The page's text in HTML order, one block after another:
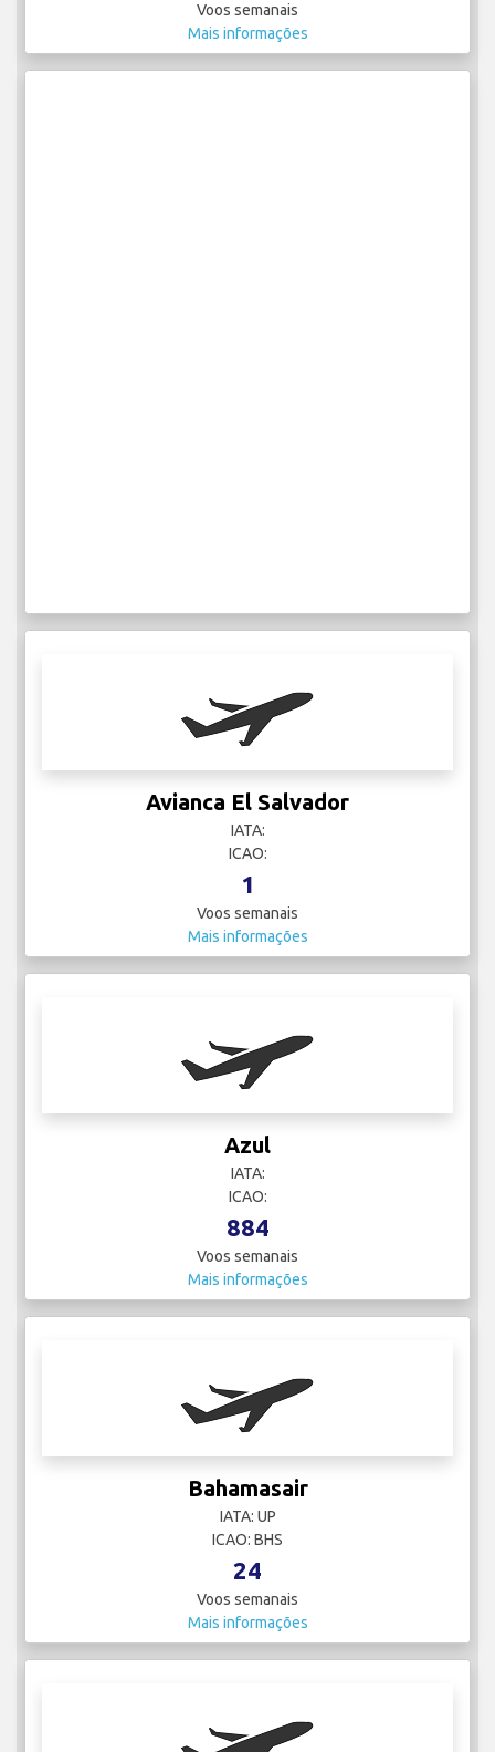
Voos semanais
Mais informações
Avianca El Salvador
IATA:
ICAO:
1
Voos semanais
Mais informações
Azul
IATA:
ICAO:
884
Voos semanais
Mais informações
Bahamasair
IATA: UP
ICAO: BHS
24
Voos semanais
Mais informações